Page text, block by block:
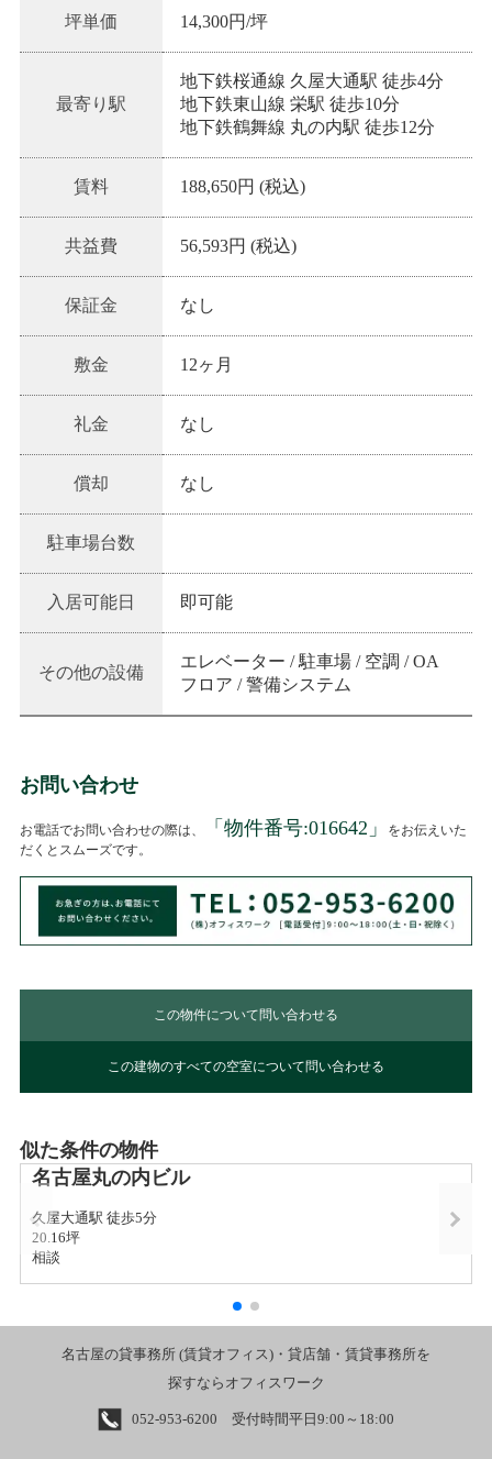
坪単価 14,300円/坪
最寄り駅
地下鉄桜通線 久屋大通駅 徒歩4分
地下鉄東山線 栄駅 徒歩10分
地下鉄鶴舞線 丸の内駅 徒歩12分
賃料 188,650円 (税込)
共益費 56,593円 (税込)
保証金 なし
敷金 12ヶ月
礼金 なし
償却 なし
駐車場台数
入居可能日 即可能
その他の設備
エレベーター / 駐車場 / 空調 / OA
フロア / 警備システム
お問い合わせ
お電話でお問い合わせの際は、 「物件番号:016642 」
をお伝えいた
だくとスムーズです。
この物件について問い合わせる
この建物のすべての空室について問い合わせる
似た条件の物件
名古屋丸の内ビル
久屋大通駅 徒歩5分
20.16坪
相談
名古屋の貸事務所 (賃貸オフィス)・貸店舗・賃貸事務所を
探すならオフィスワーク
052-953-6200 受付時間平日9:00～18:00